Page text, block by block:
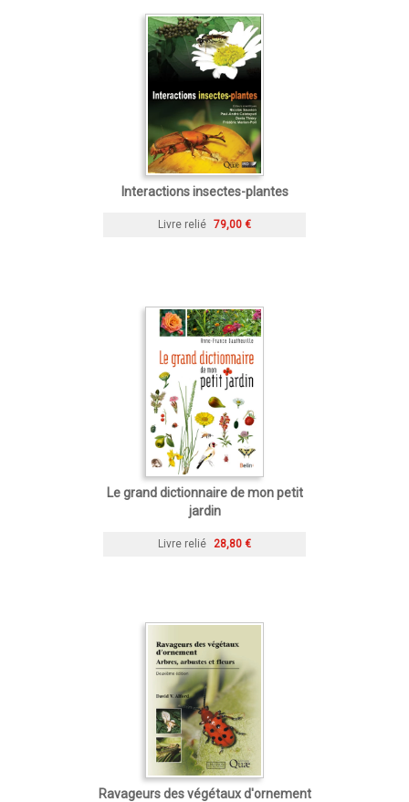
Interactions insectes-plantes
Livre relié 79,00 €
Le grand dictionnaire de mon petit
jardin
Livre relié 28,80 €
Ravageurs des végétaux d'ornement